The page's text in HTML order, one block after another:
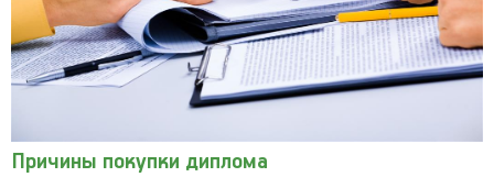
Причины покупки диплома